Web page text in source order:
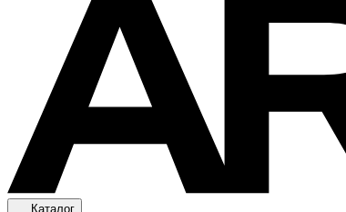
Каталог